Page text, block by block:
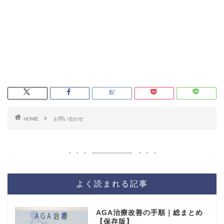
HOME お問い合わせ
よく読まれる記事
AGA治療改善の手順｜総まとめ
【保存版】